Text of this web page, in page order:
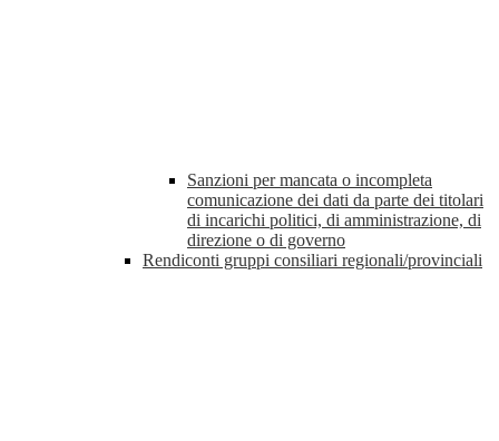
Sanzioni per mancata o incompleta
comunicazione dei dati da parte dei titolari
di incarichi politici, di amministrazione, di
direzione o di governo
Rendiconti gruppi consiliari regionali/provinciali